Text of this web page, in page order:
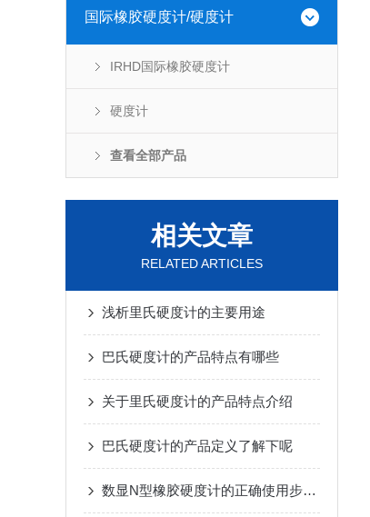
国际橡胶硬度计/硬度计
IRHD国际橡胶硬度计
硬度计
查看全部产品
相关文章
RELATED ARTICLES
浅析里氏硬度计的主要用途
巴氏硬度计的产品特点有哪些
关于里氏硬度计的产品特点介绍
巴氏硬度计的产品定义了解下呢
数显N型橡胶硬度计的正确使用步骤与日常维护保养技术讲解